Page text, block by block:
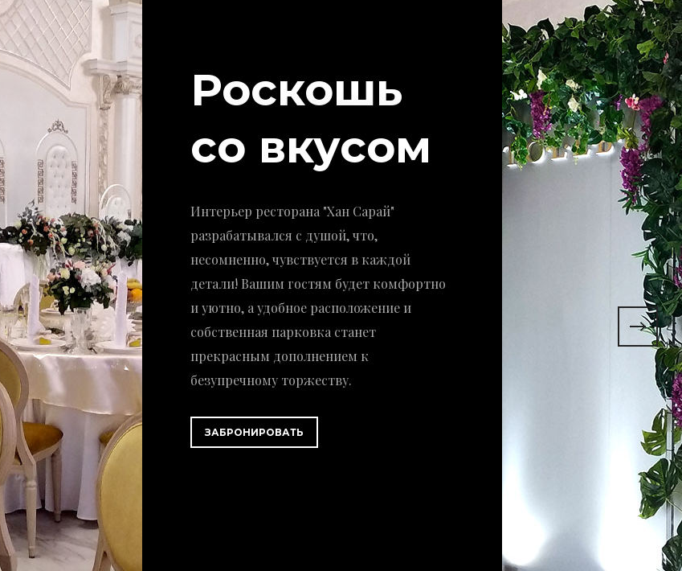
Роскошь
со вкусом
Интерьер ресторана "Хан Сарай"
разрабатывался с душой, что,
несомненно, чувствуется в каждой
детали! Вашим гостям будет комфортно
и уютно, а удобное расположение и
собственная парковка станет
прекрасным дополнением к
безупречному торжеству.
ЗАБРОНИРОВАТЬ